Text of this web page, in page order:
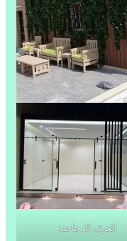
الغرف الزجاجية